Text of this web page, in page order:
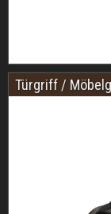
Türgriff /